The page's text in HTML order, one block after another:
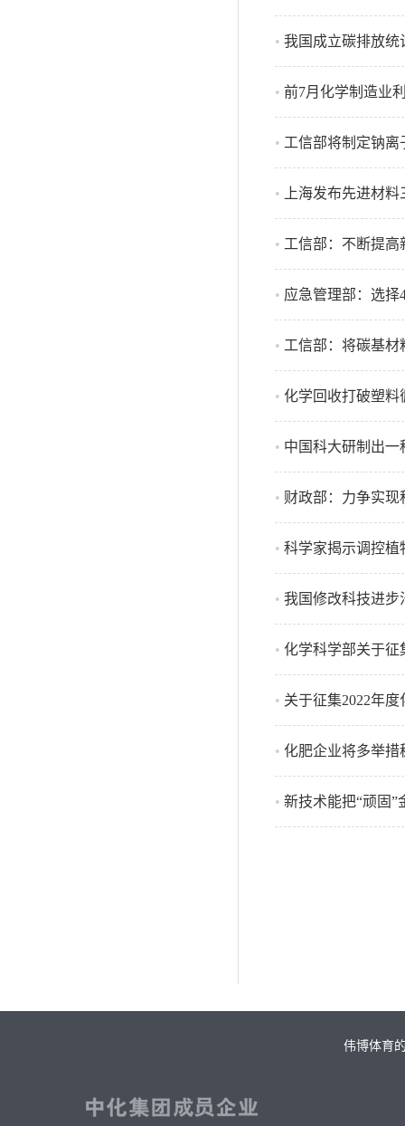
• 我国成立碳排放统
• 前7月化学制造业
• 工信部将制定钠离
• 上海发布先进材
• 工信部：不断提
• 应急管理部：选择
• 工信部：将碳基材
• 化学回收打破塑料
• 中国科大研制出
• 财政部：力争实现
• 科学家揭示调控植
• 我国修改科技进步
• 化学科学部关于征
• 关于征集2022年
• 化肥企业将多举措
• 新技术能把“顽固”
伟博体育